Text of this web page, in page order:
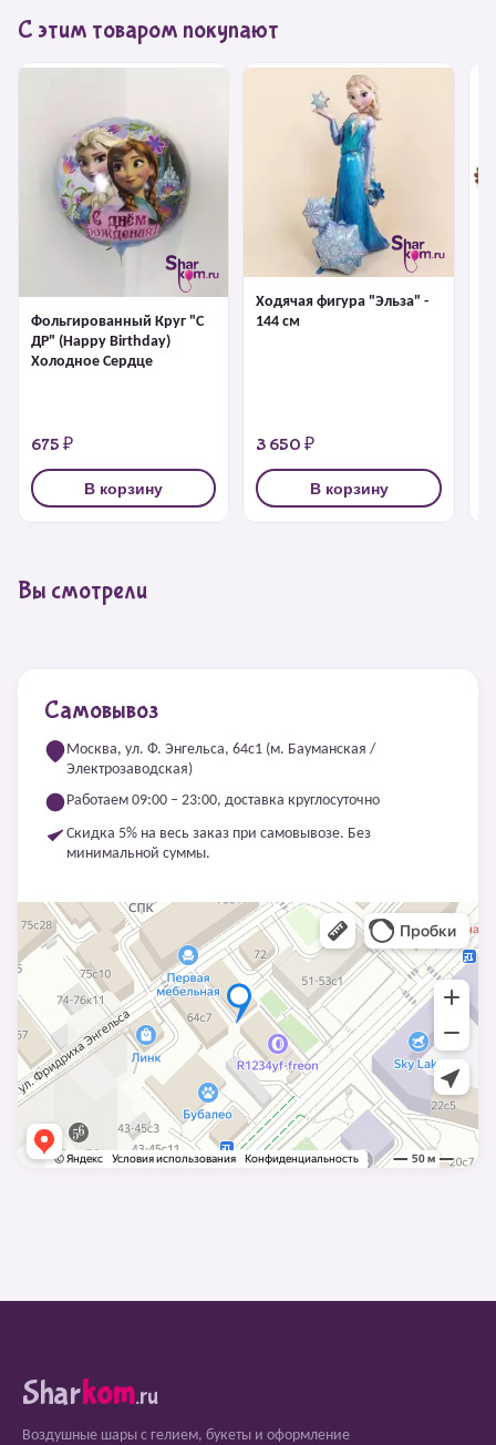
С этим товаром покупают
Фольгированный Круг "С
ДР" (Happy Birthday)
Холодное Сердце
675 ₽
В корзину
Ходячая фигура "Эльза" -
144 см
3 650 ₽
В корзину
Вы смотрели
Самовывоз
Москва, ул. Ф. Энгельса, 64с1 (м. Бауманская /
Электрозаводская)
Работаем 09:00 – 23:00, доставка круглосуточно
Скидка 5% на весь заказ при самовывозе. Без
минимальной суммы.
Sharkom.ru
Воздушные шары с гелием, букеты и оформление